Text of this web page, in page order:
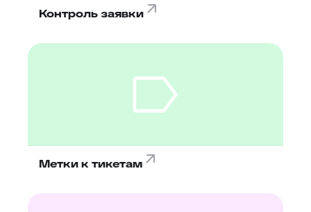
Контроль заявки
Метки к тикетам